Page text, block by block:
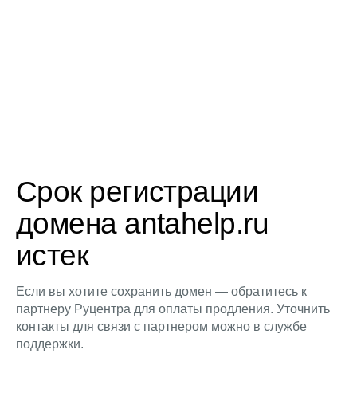
Срок регистрации
домена antahelp.ru
истек
Если вы хотите сохранить домен — обратитесь к
партнеру Руцентра для оплаты продления. Уточнить
контакты для связи с партнером можно в службе
поддержки.